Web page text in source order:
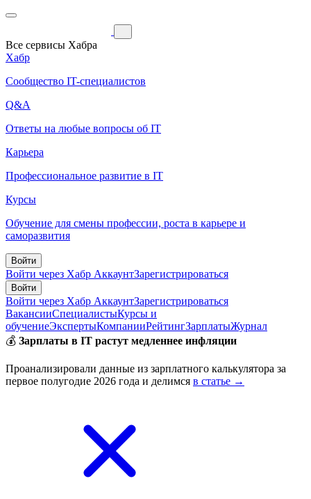
Все сервисы Хабра
Хабр
Сообщество IT-специалистов
Q&A
Ответы на любые вопросы об IT
Карьера
Профессиональное развитие в IT
Курсы
Обучение для смены профессии, роста в карьере и
саморазвития
Войти
Войти через Хабр АккаунтЗарегистрироваться
Войти
Войти через Хабр АккаунтЗарегистрироваться
ВакансииСпециалистыКурсы и
обучениеЭкспертыКомпанииРейтингЗарплатыЖурнал
💰 Зарплаты в IT растут медленнее инфляции
Проанализировали данные из зарплатного калькулятора за
первое полугодие 2026 года и делимся в статье →